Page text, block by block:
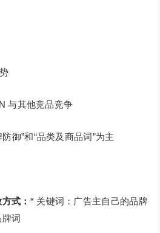
与其他竞品竞争
御”和“品类及商品词”为主
式： * 关键词：广告主自己的品牌
词